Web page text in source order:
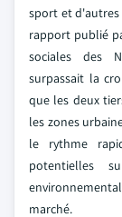
sport et d'autres
rapport publié
sociales des
surpassait la
que les deux
les zones
le rythme
potentielles
marché.